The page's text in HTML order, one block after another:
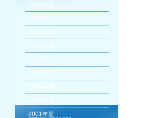
2009年度
·2001年度